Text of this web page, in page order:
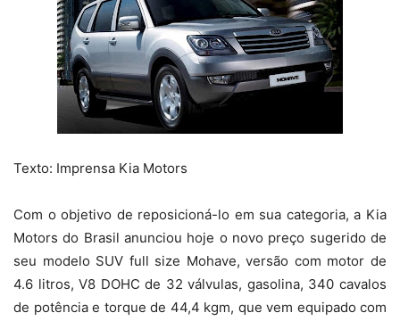
Texto: Imprensa Kia Motors
Com o objetivo de reposicioná-lo em sua categoria, a Kia
Motors do Brasil anunciou hoje o novo preço sugerido de
seu modelo SUV full size Mohave, versão com motor de
4.6 litros, V8 DOHC de 32 válvulas, gasolina, 340 cavalos
de potência e torque de 44,4 kgm, que vem equipado com